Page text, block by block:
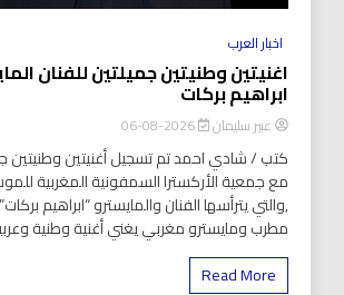
اخبار العرب
اغنيتين وطنيتين جميلتين للفنان
ابراهيم بركات
عبير سليمان 2026-08-06
كتب / شادي احمد تم تسجيل أغنيتين وطنيتين
مع جمعية الأركسترا السمفونية المغربية
,والتي يترأسها الفنان والمايسترو “ابراهيم
مطرب ومايسترو مغربي يغني أغنية وطنية
Read More